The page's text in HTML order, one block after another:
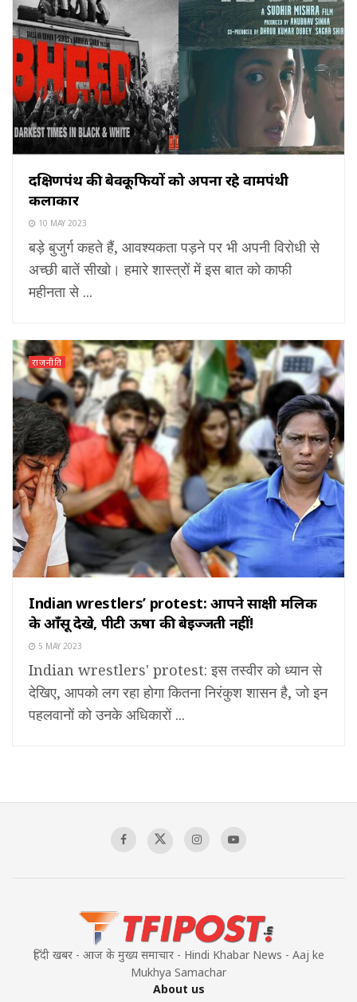
दक्षिणपंथ की बेवकूफियों को अपना रहे वामपंथी
कलाकार
10 MAY 2023
बड़े बुजुर्ग कहते हैं, आवश्यकता पड़ने पर भी अपनी विरोधी से
अच्छी बातें सीखो। हमारे शास्त्रों में इस बात को काफी
महीनता से ...
राजनीति
Indian wrestlers’ protest: आपने साक्षी मलिक
के आँसू देखे, पीटी ऊषा की बेइज्जती नहीं!
5 MAY 2023
Indian wrestlers' protest: इस तस्वीर को ध्यान से
देखिए, आपको लग रहा होगा कितना निरंकुश शासन है, जो इन
पहलवानों को उनके अधिकारों ...
हिंदी खबर - आज के मुख्य समाचार - Hindi Khabar News - Aaj ke
Mukhya Samachar
About us